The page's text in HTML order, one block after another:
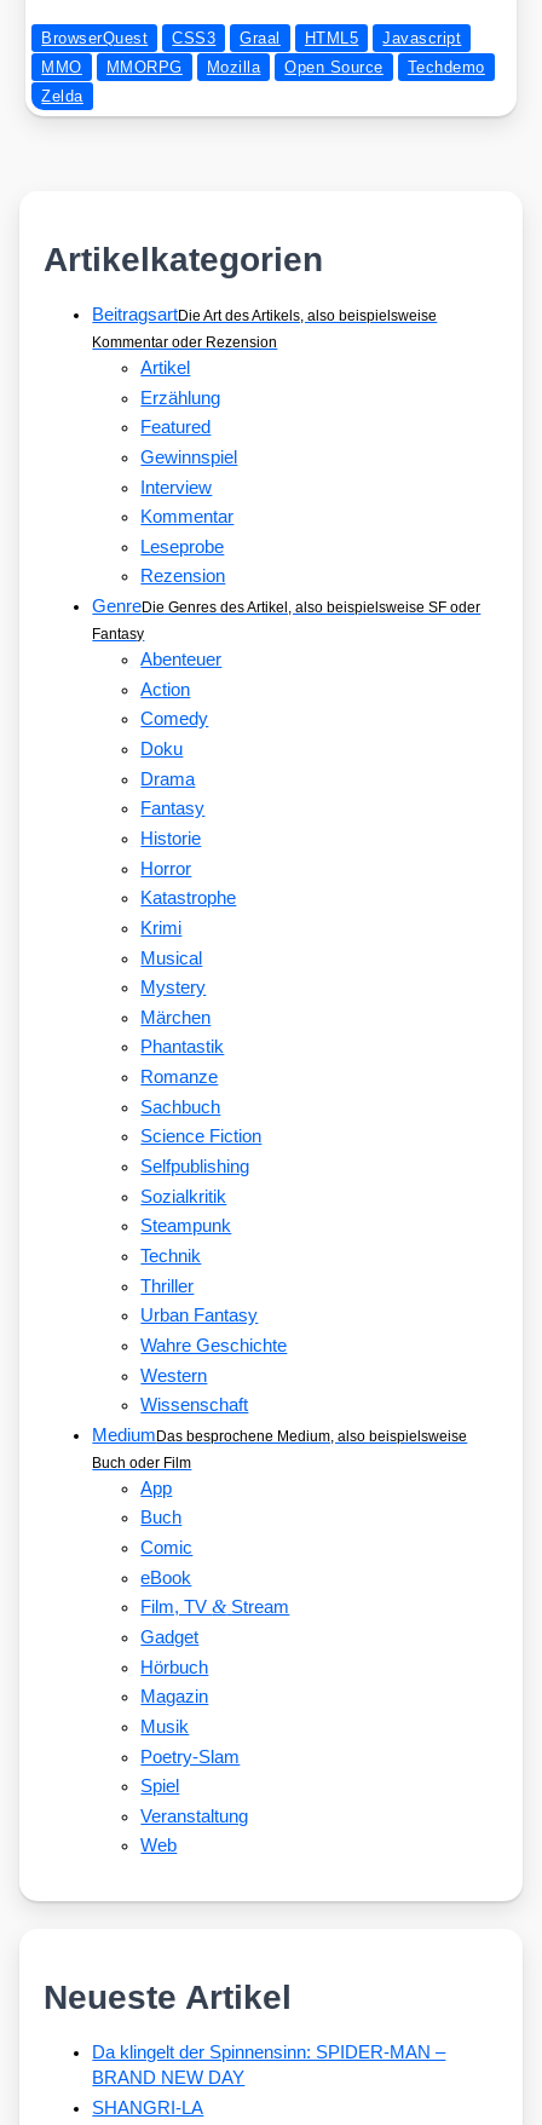
BrowserQuest CSS3 Graal HTML5
Javascript
MMO
MMORPG Mozilla Open Source
Techdemo
Zelda
Artikelkategorien
BeitragsartDie Art des Artikels, also beispielsweise
Kommentar oder Rezension
Artikel
Erzählung
Featured
Gewinnspiel
Interview
Kommentar
Leseprobe
Rezension
GenreDie Genres des Artikel, also beispielsweise SF oder
Fantasy
Abenteuer
Action
Comedy
Doku
Drama
Fantasy
Historie
Horror
Katastrophe
Krimi
Musical
Mystery
Märchen
Phantastik
Romanze
Sachbuch
Science Fiction
Selfpublishing
Sozialkritik
Steampunk
Technik
Thriller
Urban Fantasy
Wahre Geschichte
Western
Wissenschaft
MediumDas besprochene Medium, also beispielsweise
Buch oder Film
App
Buch
Comic
eBook
Film, TV&Stream
Gadget
Hörbuch
Magazin
Musik
Poetry-Slam
Spiel
Veranstaltung
Web
Neueste Artikel
Da klingelt der Spinnensinn: SPIDER-MAN –
BRAND NEW DAY
SHANGRI-LA